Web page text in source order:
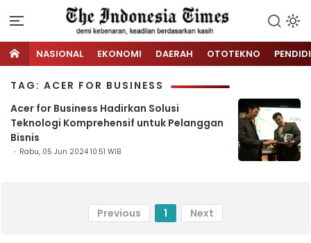
NASIONAL EKONOMI DAERAH OTOTEKNO
TAG: ACER FOR BUSINESS
Acer for Business Hadirkan Solusi
Teknologi Komprehensif untuk Pelanggan
Bisnis
Rabu, 05 Jun 2024 10:51 WIB
Previous 1 Next